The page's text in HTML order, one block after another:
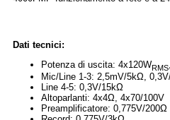
Dati tecnici:
Potenza di uscita: 4x120WRMS
Mic/Line 1-3: 2,5mV/5kΩ,
Line 4-5: 0,3V/15kΩ
Altoparlanti: 4x4Ω, 4x70/100V
Preamplificatore: 0,775V/200Ω